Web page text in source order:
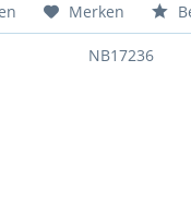
Merken
NB17236